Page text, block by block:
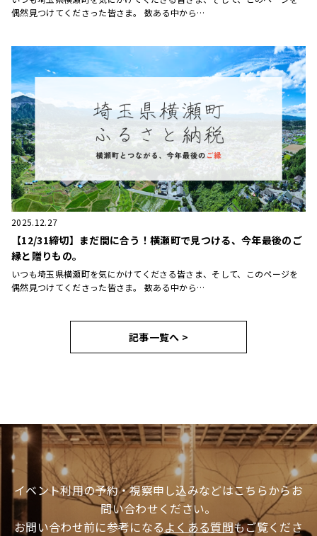
偶然見つけてくださった皆さま。 数ある中から…
2025.12.27
【12/31締切】まだ間に合う！横瀬町で見つける、今年最後のご
縁と贈りもの。
いつも埼玉県横瀬町を気にかけてくださる皆さま、そして、このページを
偶然見つけてくださった皆さま。 数ある中から…
記事一覧へ >
イベント利用の予約・視察申し込みなどはこちらからお
問い合わせください。
お問い合わせ前に参考になるよくある質問もご覧くださ